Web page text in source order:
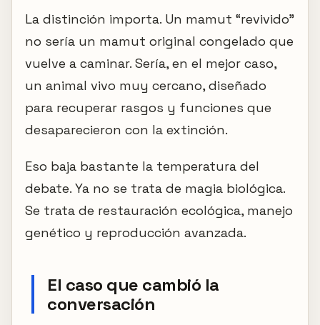
La distinción importa. Un mamut “revivido”
no sería un mamut original congelado que
vuelve a caminar. Sería, en el mejor caso,
un animal vivo muy cercano, diseñado
para recuperar rasgos y funciones que
desaparecieron con la extinción.
Eso baja bastante la temperatura del
debate. Ya no se trata de magia biológica.
Se trata de restauración ecológica, manejo
genético y reproducción avanzada.
El caso que cambió la
conversación